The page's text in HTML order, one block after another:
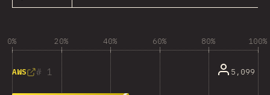
0% 20% 40% 60% 80% 100%
1
AWS 5,099